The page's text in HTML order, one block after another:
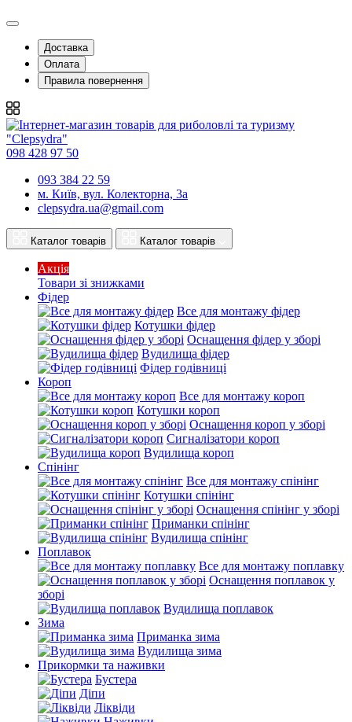
Доставка
Оплата
Правила повернення
098 428 97 50
093 384 22 59
м. Київ, вул. Колекторна, 3а
clepsydra.ua@gmail.com
Каталог товарів Каталог товарів
Акція
Товари зі знижками
Фідер
Все для монтажу фідер
Котушки фідер
Оснащення фідер у зборі
Вудилища фідер
Фідер годівниці
Короп
Все для монтажу короп
Котушки короп
Оснащення короп у зборі
Сигналізатори короп
Вудилища короп
Спінінг
Все для монтажу спінінг
Котушки спінінг
Оснащення спінінг у зборі
Приманки спінінг
Вудилища спінінг
Поплавок
Все для монтажу поплавку
Оснащення поплавок у
зборі
Вудилища поплавок
Зима
Приманка зима
Вудилища зима
Прикормки та наживки
Бустера
Діпи
Ліквіди